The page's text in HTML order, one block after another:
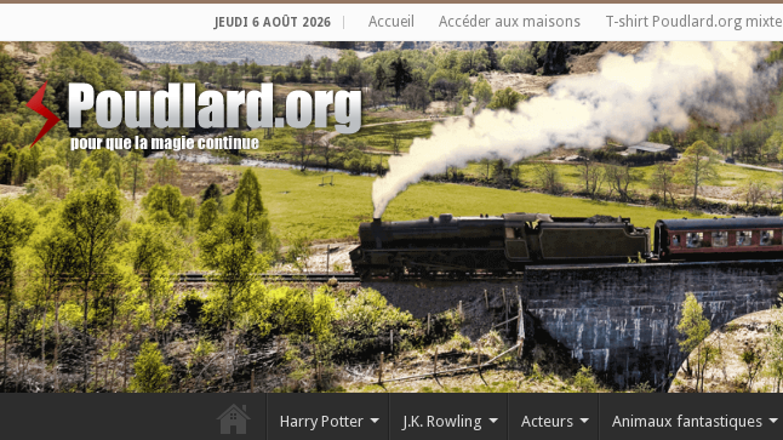
JEUDI 6 AOÛT 2026 Accueil Accéder aux maisons T-shirt Poudlard.org mixte
Harry Potter J.K. Rowling Acteurs Animaux fantastiques